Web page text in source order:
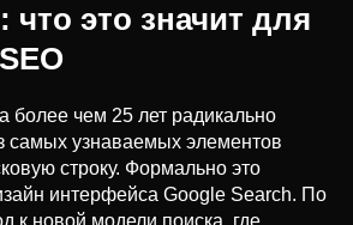
что это значит для
более чем 25 лет радикально
самых узнаваемых элементов
строку. Формально это
интерфейса Google Search. По